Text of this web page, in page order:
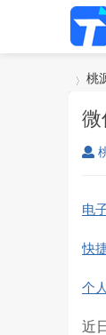
桃
微
电
快
个
近